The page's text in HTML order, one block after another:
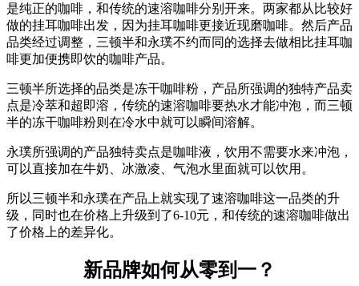
是纯正的咖啡，和传统的速溶咖啡分别开来。两家都从比较好
做的挂耳咖啡出发，因为挂耳咖啡更接近现磨咖啡。然后产品
品类经过调整，三顿半和永璞不约而同的选择去做相比挂耳咖
啡更加便携即饮的咖啡产品。
三顿半所选择的品类是冻干咖啡粉，产品所强调的独特产品卖
点是冷萃和超即溶，传统的速溶咖啡要热水才能冲泡，而三顿
半的冻干咖啡粉则在冷水中就可以瞬间溶解。
永璞所强调的产品独特卖点是咖啡液，饮用不需要水来冲泡，
可以直接加在牛奶、冰激凌、气泡水里面就可以饮用。
所以三顿半和永璞在产品上就实现了速溶咖啡这一品类的升
级，同时也在价格上升级到了6-10元，和传统的速溶咖啡做出
了价格上的差异化。
新品牌如何从零到一？